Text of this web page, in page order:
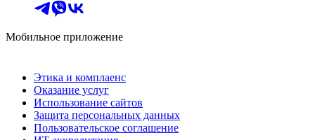
Мобильное приложение
Этика и комплаенс
Оказание услуг
Использование сайтов
Защита персональных данных
Пользовательское соглашение